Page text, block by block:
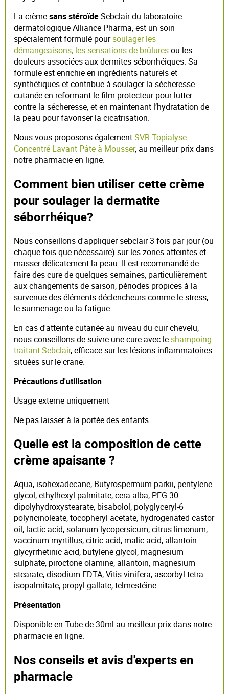
La crèmesans stéroïdeSebclair du laboratoire
dermatologique Alliance Pharma, est un soin
spécialement formulé poursoulager les
démangeaisons, les sensations de brûluresou les
douleurs associées aux dermites séborrhéiques. Sa
formule est enrichie en ingrédients naturels et
synthétiques et contribue à soulager la sécheresse
cutanée en reformant le film protecteur pour lutter
contre la sécheresse, et en maintenant l’hydratation de
la peau pour favoriser la cicatrisation.
Nous vous proposons égalementSVR Topialyse
Concentré Lavant Pâte à Mousser, au meilleur prix dans
notre pharmacie en ligne.
Comment bien utiliser cette crème
pour soulager la dermatite
séborrhéique?
Nous conseillons d'appliquer sebclair 3 fois par jour (ou
chaque fois que nécessaire) sur les zones atteintes et
masser délicatement la peau. Il est recommandé de
faire des cure de quelques semaines, particulièrement
aux changements de saison, périodes propices à la
survenue des éléments déclencheurs comme le stress,
le surmenage ou la fatigue.
En cas d'atteinte cutanée au niveau du cuir chevelu,
nous conseillons de suivre une cure avec leshampoing
traitant Sebclair, efficace sur les lésions inflammatoires
situées sur le crane.
Précautions d'utilisation
Usage externe uniquement
Ne pas laisser à la portée des enfants.
Quelle est la composition de cette
crème apaisante ?
Aqua, isohexadecane, Butyrospermum parkii, pentylene
glycol, ethylhexyl palmitate, cera alba, PEG-30
dipolyhydroxystearate, bisabolol, polyglyceryl-6
polyricinoleate, tocopheryl acetate, hydrogenated castor
oil, lactic acid, solanum lycopersicum, citrus limonum,
vaccinum myrtillus, citric acid, malic acid, allantoin
glycyrrhetinic acid, butylene glycol, magnesium
sulphate, piroctone olamine, allantoin, magnesium
stearate, disodium EDTA, Vitis vinifera, ascorbyl tetra-
isopalmitate, propyl gallate, telmestéine.
Présentation
Disponible en Tube de 30ml au meilleur prix dans notre
pharmacie en ligne.
Nos conseils et avis d'experts en
pharmacie